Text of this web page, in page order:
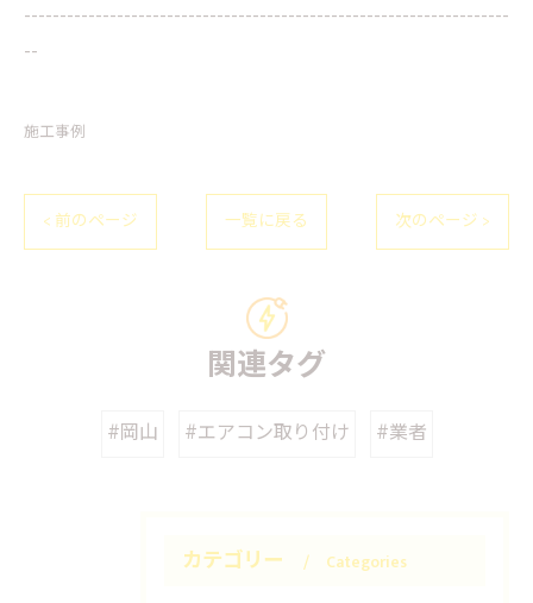
--------------------------------------------------------------------
--
施工事例
< 前のページ 一覧に戻る 次のページ >
関連タグ
#岡山 #エアコン取り付け #業者
カテゴリー Categories